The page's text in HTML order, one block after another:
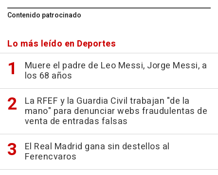
Contenido patrocinado
Lo más leído en Deportes
Muere el padre de Leo Messi, Jorge Messi, a
los 68 años
La RFEF y la Guardia Civil trabajan "de la
mano" para denunciar webs fraudulentas de
venta de entradas falsas
El Real Madrid gana sin destellos al
Ferencvaros